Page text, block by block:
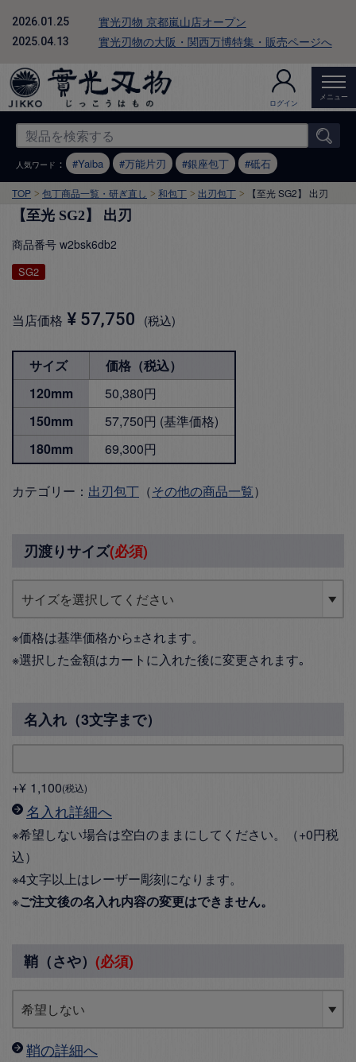
2026.01.25 實光刃物 京都嵐山店オープン
2025.04.13 實光刃物の大阪・関西万博特集・販売ページへ
ログイン
メニュー
人気ワード ： Yaiba 万能片刃 銀座包丁 砥石
TOP 包丁商品一覧・研ぎ直し 和包丁 出刃包丁 【至光 SG2】 出刃
【至光 SG2】 出刃
商品番号 w2bsk6db2
SG2
当店価格 ¥ 57,750 税込
サイズ
価格（税込）
120mm
50,380円
150mm
57,750円 (基準価格)
180mm
69,300円
カテゴリー： 出刃包丁 （その他の商品一覧）
刃渡りサイズ(必須)
※価格は基準価格から±されます。
※選択した金額はカートに入れた後に変更されます｡
名入れ（3文字まで）
+¥ 1,100 税込
名入れ詳細へ
※希望しない場合は空白のままにしてください。（+0円税
込）
※4文字以上はレーザー彫刻になります。
※ご注文後の名入れ内容の変更はできません。
鞘（さや） (必須)
鞘の詳細へ